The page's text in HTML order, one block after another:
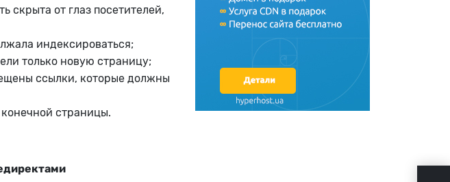
скрыта от глаз посетителей,
индексироваться;
только новую страницу;
ссылки, которые должны
страницы.